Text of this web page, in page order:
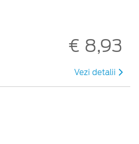
€ 8,93
Vezi detalii